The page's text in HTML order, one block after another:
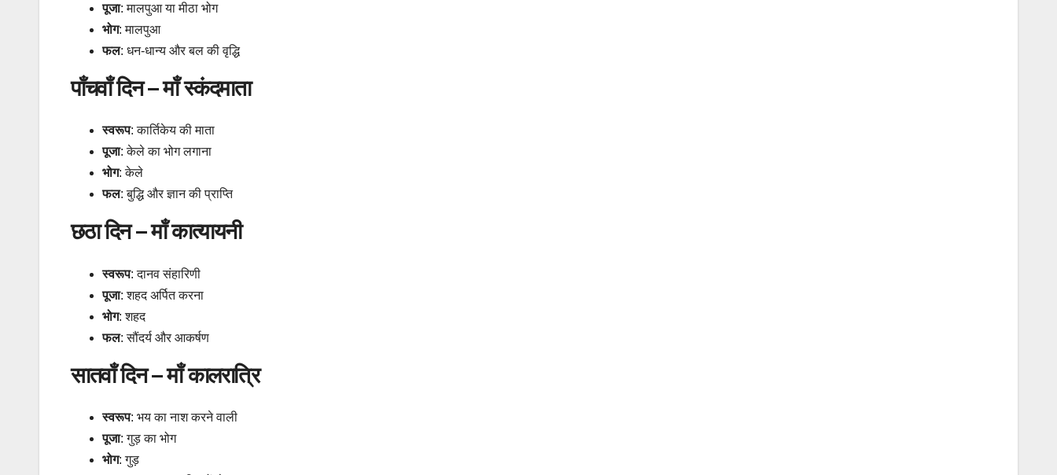
पूजा: मालपुआ या मीठा भोग
भोग: मालपुआ
फल: धन-धान्य और बल की वृद्धि
पाँचवाँ दिन – माँ स्कंदमाता
स्वरूप: कार्तिकेय की माता
पूजा: केले का भोग लगाना
भोग: केले
फल: बुद्धि और ज्ञान की प्राप्ति
छठा दिन – माँ कात्यायनी
स्वरूप: दानव संहारिणी
पूजा: शहद अर्पित करना
भोग: शहद
फल: सौंदर्य और आकर्षण
सातवाँ दिन – माँ कालरात्रि
स्वरूप: भय का नाश करने वाली
पूजा: गुड़ का भोग
भोग: गुड़